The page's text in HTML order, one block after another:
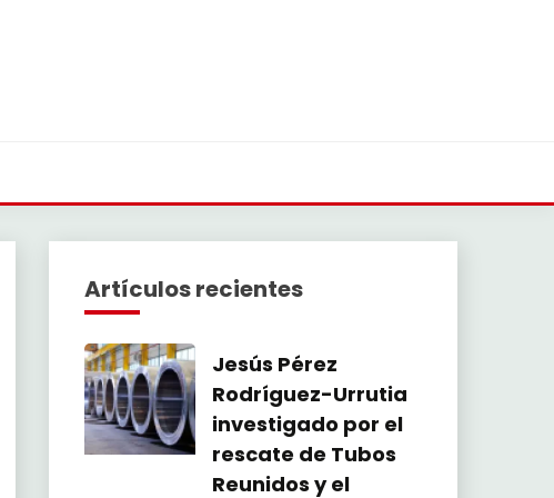
Artículos recientes
Jesús Pérez
Rodríguez-Urrutia
investigado por el
rescate de Tubos
Reunidos y el